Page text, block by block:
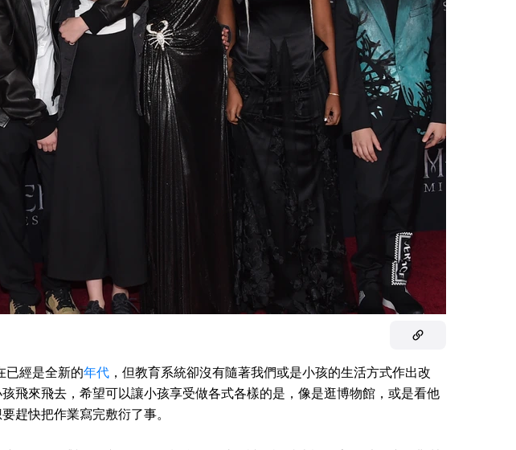
已經是全新的年代 ，但教育系統卻沒有隨著我們或是小孩的生活方式作出改
飛來飛去，希望可以讓小孩享受做各式各樣的是，像是逛博物館，或是看他
趕快把作業寫完敷衍了事。